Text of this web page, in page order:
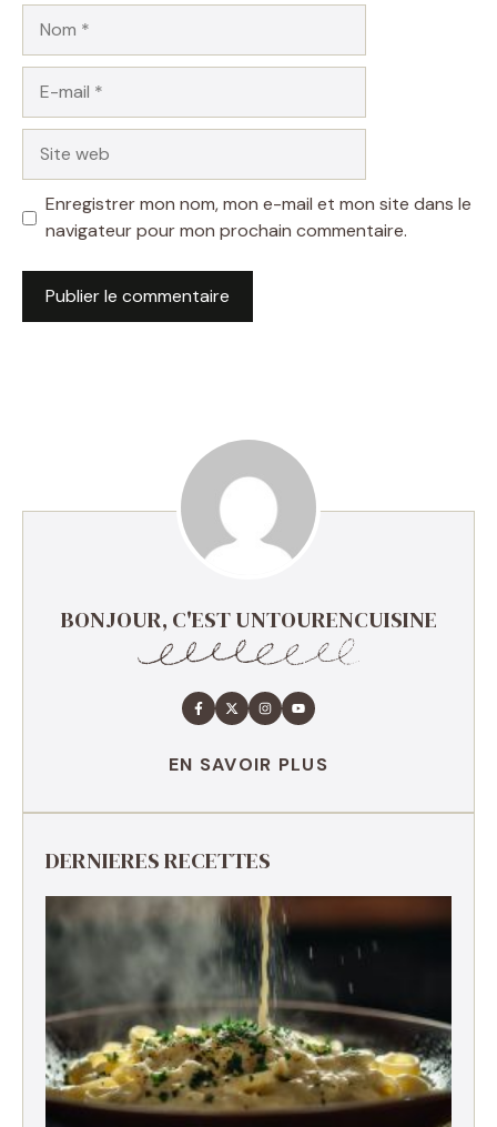
mail
web
Enregistrer mon nom, mon e-mail et mon site dans le
navigateur pour mon prochain commentaire.
BONJOUR, C'EST UNTOURENCUISINE
EN SAVOIR PLUS
DERNIERES RECETTES